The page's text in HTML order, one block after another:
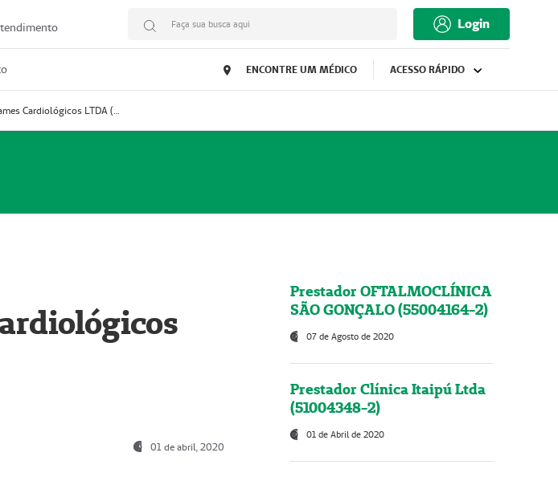
Faça sua busca aqui Login
ENCONTRE UM MÉDICO ACESSO RÁPIDO
Prestador Decordis Exames Cardiológicos LTDA (51004347-4)
01 de abril, 2020
Prestador OFTALMOCLÍNICA
SÃO GONÇALO (55004164-2)
07 de Agosto de 2020
Prestador Clínica Itaipú Ltda
(51004348-2)
01 de Abril de 2020